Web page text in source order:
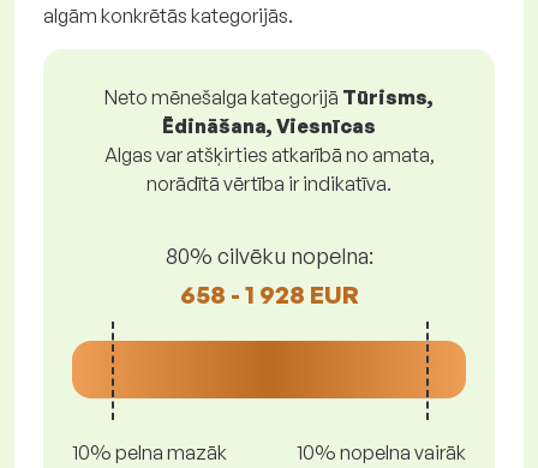
algām konkrētās kategorijās.
Neto mēnešalga kategorijā Tūrisms,
Ēdināšana, Viesnīcas
Algas var atšķirties atkarībā no amata,
norādītā vērtība ir indikatīva.
80% cilvēku nopelna:
658 - 1 928 EUR
10% pelna mazāk
10% nopelna vairāk